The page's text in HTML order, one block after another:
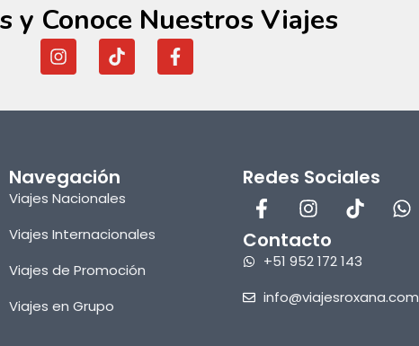
y Conoce Nuestros Viajes
Navegación
Viajes Nacionales
Viajes Internacionales
Viajes de Promoción
Viajes en Grupo
Redes Sociales
Contacto
+51 952 172 143
info@viajesroxana.com